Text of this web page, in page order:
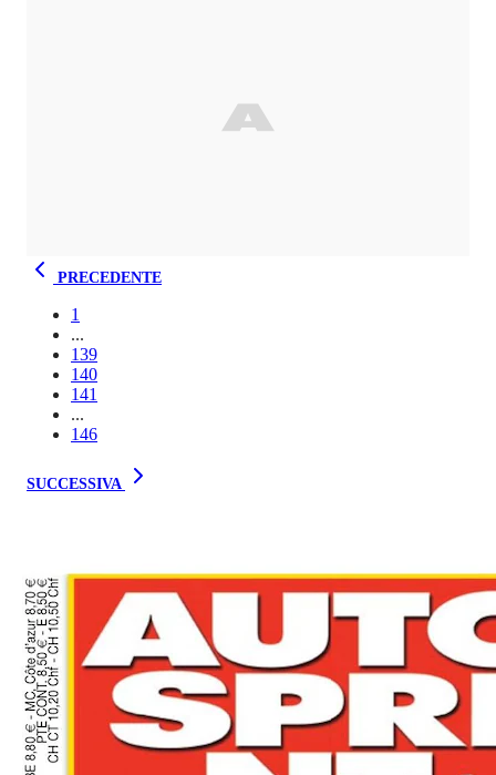
PRECEDENTE
1
...
139
140
141
...
146
SUCCESSIVA